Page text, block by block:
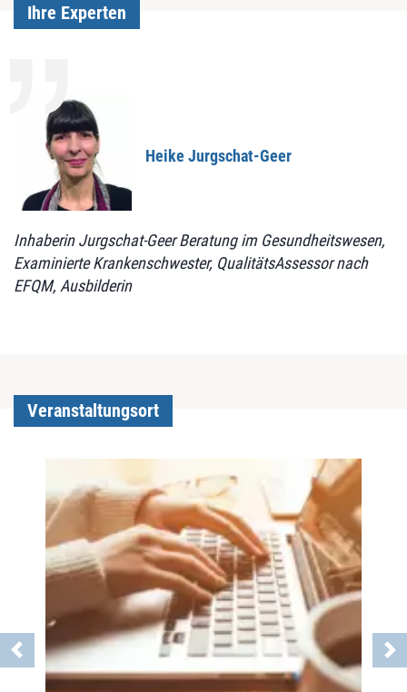
Ihre Experten
Heike Jurgschat-Geer
Inhaberin Jurgschat-Geer Beratung im Gesundheitswesen,
Examinierte Krankenschwester, QualitätsAssessor nach
EFQM, Ausbilderin
Veranstaltungsort